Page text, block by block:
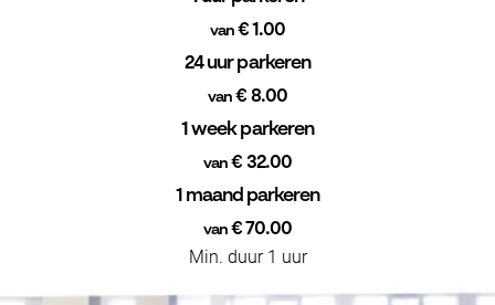
van€ 1.00
24 uur parkeren
van € 8.00
1 week parkeren
van € 32.00
1 maand parkeren
van€ 70.00
Min. duur 1 uur